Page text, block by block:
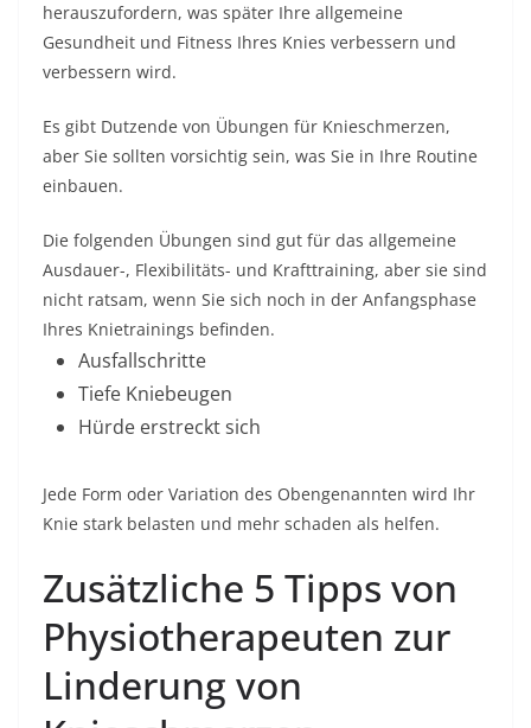
herauszufordern, was später Ihre allgemeine
Gesundheit und Fitness Ihres Knies verbessern und
verbessern wird.
Es gibt Dutzende von Übungen für Knieschmerzen,
aber Sie sollten vorsichtig sein, was Sie in Ihre Routine
einbauen.
Die folgenden Übungen sind gut für das allgemeine
Ausdauer-, Flexibilitäts- und Krafttraining, aber sie sind
nicht ratsam, wenn Sie sich noch in der Anfangsphase
Ihres Knietrainings befinden.
Ausfallschritte
Tiefe Kniebeugen
Hürde erstreckt sich
Jede Form oder Variation des Obengenannten wird Ihr
Knie stark belasten und mehr schaden als helfen.
Zusätzliche 5 Tipps von
Physiotherapeuten zur
Linderung von